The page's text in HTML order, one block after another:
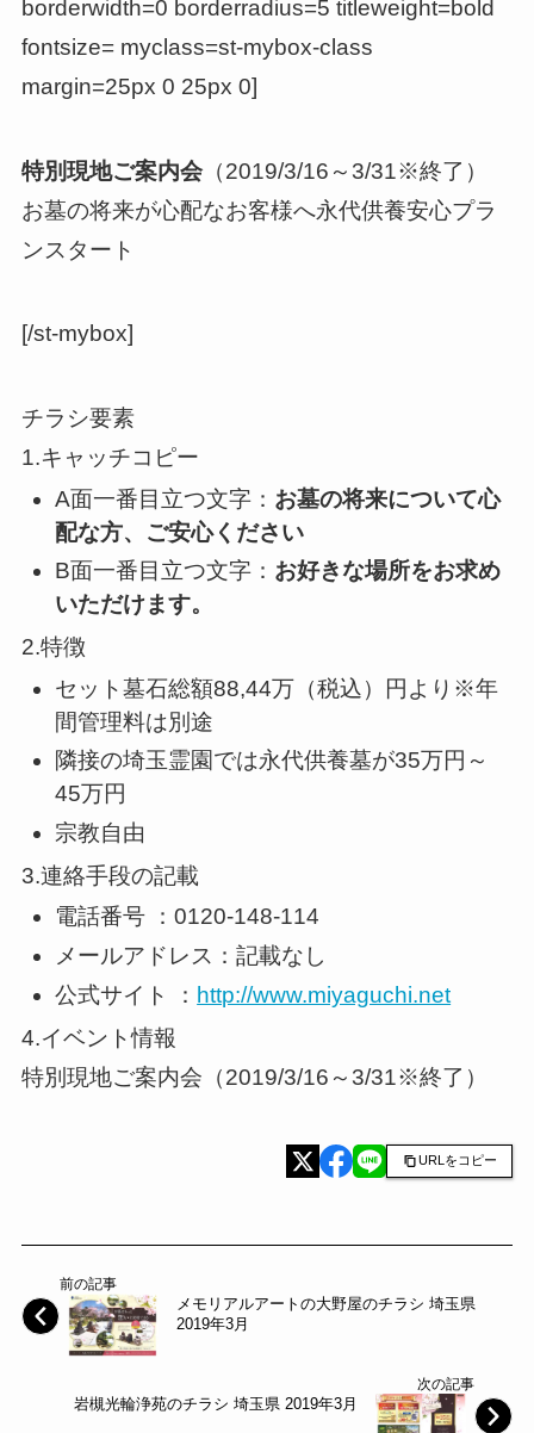
borderwidth=0 borderradius=5 titleweight=bold
fontsize= myclass=st-mybox-class
margin=25px 0 25px 0]
特別現地ご案内会（2019/3/16～3/31※終了）
お墓の将来が心配なお客様へ永代供養安心プラ
ンスタート
[/st-mybox]
チラシ要素
1.キャッチコピー
A面一番目立つ文字： お墓の将来について心
配な方、ご安心ください
B面一番目立つ文字： お好きな場所をお求め
いただけます。
2.特徴
セット墓石総額88,44万（税込）円より※年
間管理料は別途
隣接の埼玉霊園では永代供養墓が35万円～
45万円
宗教自由
3.連絡手段の記載
電話番号 ：0120-148-114
メールアドレス：記載なし
公式サイト ： http://www.miyaguchi.net
4.イベント情報
特別現地ご案内会（2019/3/16～3/31※終了）
URLをコピー
前の記事
メモリアルアートの大野屋のチラシ 埼玉県
2019年3月
次の記事
岩槻光輪浄苑のチラシ 埼玉県 2019年3月